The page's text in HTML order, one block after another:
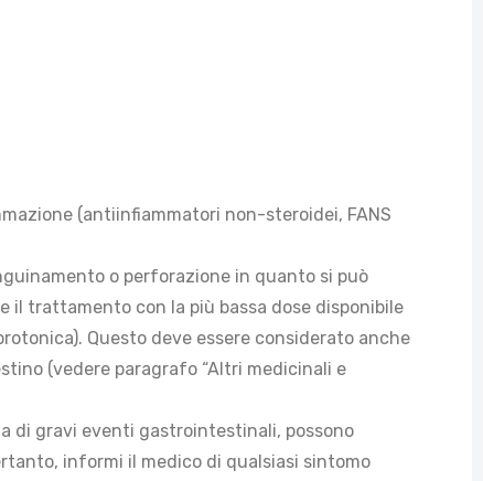
(antiinfiammatori non-steroidei, FANS
o perforazione in quanto si può
il trattamento con la più bassa dose disponibile
Questo deve essere considerato anche
(vedere paragrafo “Altri medicinali e
di gravi eventi gastrointestinali, possono
informi il medico di qualsiasi sintomo